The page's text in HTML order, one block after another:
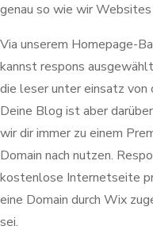
genau so wie wir
Via unserem Homepage-
kannst respons
die leser unter einsatz von
Deine Blog ist aber
wir dir immer zu einem
Domain nach nutzen.
kostenlose Internetseite
eine Domain durch Wix
sei.